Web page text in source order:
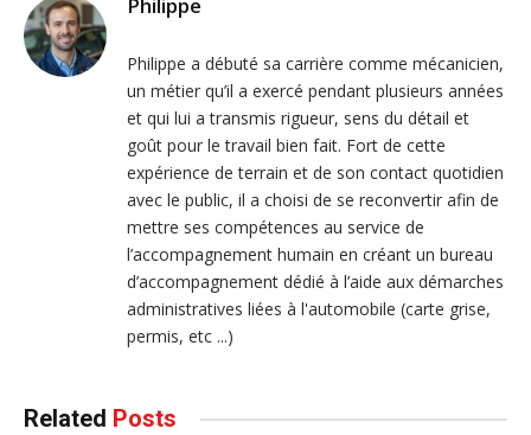
Philippe
Philippe a débuté sa carrière comme mécanicien,
un métier qu’il a exercé pendant plusieurs années
et qui lui a transmis rigueur, sens du détail et
goût pour le travail bien fait. Fort de cette
expérience de terrain et de son contact quotidien
avec le public, il a choisi de se reconvertir afin de
mettre ses compétences au service de
l’accompagnement humain en créant un bureau
d’accompagnement dédié à l’aide aux démarches
administratives liées à l'automobile (carte grise,
permis, etc ...)
Related Posts